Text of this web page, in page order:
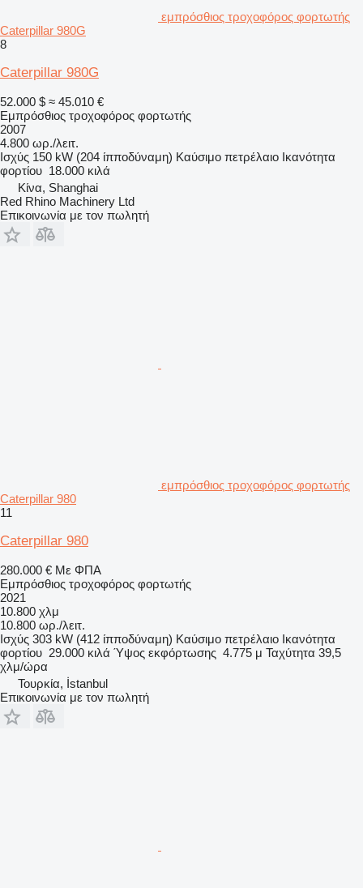
εμπρόσθιος τροχοφόρος φορτωτής
Caterpillar 980G
8
Caterpillar 980G
52.000 $ ≈ 45.010 €
Εμπρόσθιος τροχοφόρος φορτωτής
2007
4.800 ωρ./λειτ.
Ισχύς 150 kW (204 ίπποδύναμη) Καύσιμο πετρέλαιο Ικανότητα
φορτίου 18.000 κιλά
Κίνα, Shanghai
Red Rhino Machinery Ltd
Επικοινωνία με τον πωλητή
εμπρόσθιος τροχοφόρος φορτωτής
Caterpillar 980
11
Caterpillar 980
280.000 € Με ΦΠΑ
Εμπρόσθιος τροχοφόρος φορτωτής
2021
10.800 χλμ
10.800 ωρ./λειτ.
Ισχύς 303 kW (412 ίπποδύναμη) Καύσιμο πετρέλαιο Ικανότητα
φορτίου 29.000 κιλά Ύψος εκφόρτωσης 4.775 μ Ταχύτητα 39,5
χλμ/ώρα
Τουρκία, İstanbul
Επικοινωνία με τον πωλητή